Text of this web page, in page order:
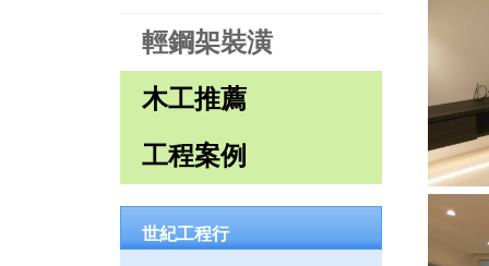
輕鋼架裝潢
木工推薦
工程案例
世紀工程行